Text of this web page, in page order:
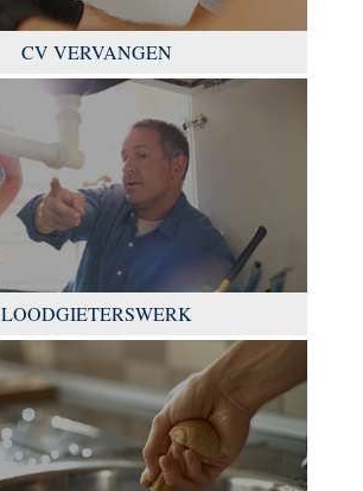
CV VERVANGEN
LOODGIETERSWERK